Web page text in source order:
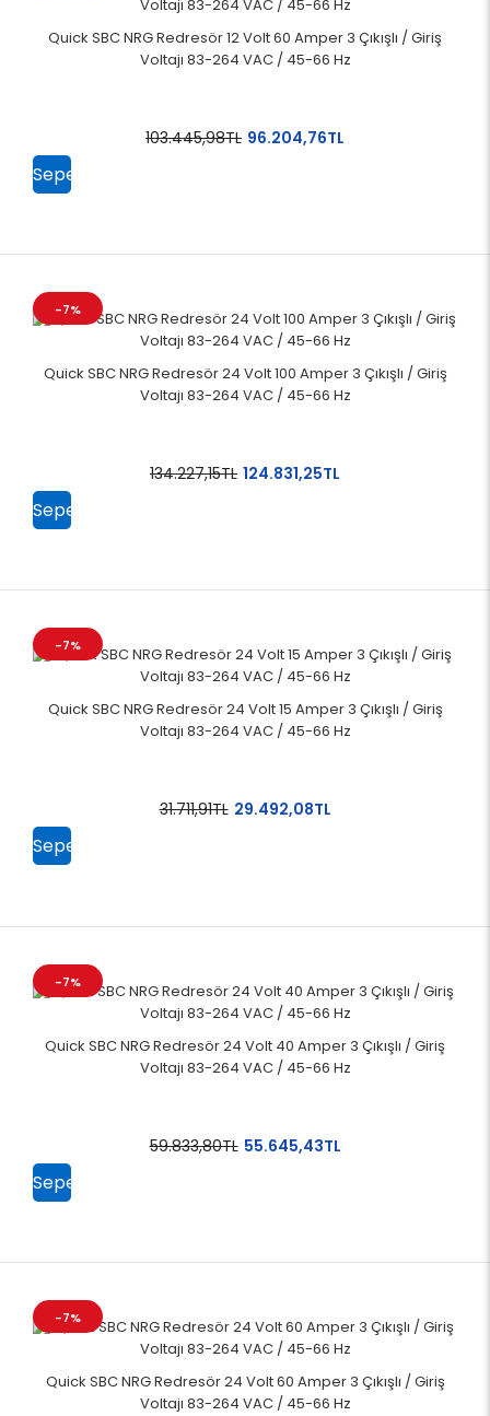
Quick SBC NRG Redresör 12 Volt 60 Amper 3 Çıkışlı / Giriş
Voltajı 83-264 VAC / 45-66 Hz
103.445,98TL 96.204,76TL
Sepete
Ekle
-7%
Quick SBC NRG Redresör 24 Volt 100 Amper 3 Çıkışlı / Giriş
Voltajı 83-264 VAC / 45-66 Hz
134.227,15TL 124.831,25TL
Sepete
Ekle
-7%
Quick SBC NRG Redresör 24 Volt 15 Amper 3 Çıkışlı / Giriş
Voltajı 83-264 VAC / 45-66 Hz
31.711,91TL 29.492,08TL
Sepete
Ekle
-7%
Quick SBC NRG Redresör 24 Volt 40 Amper 3 Çıkışlı / Giriş
Voltajı 83-264 VAC / 45-66 Hz
59.833,80TL 55.645,43TL
Sepete
Ekle
-7%
Quick SBC NRG Redresör 24 Volt 60 Amper 3 Çıkışlı / Giriş
Voltajı 83-264 VAC / 45-66 Hz